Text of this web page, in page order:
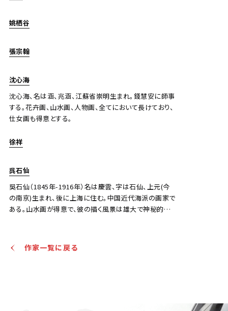
姚栖谷
張宗翰
沈心海
沈心海、名は涵、兆涵、江蘇省崇明生まれ。錢慧安に師事
する。花卉画、山水画、人物画、全てにおいて長けており、
仕女画も得意とする。
徐祥
呉石仙
吳石仙（1845年-1916年）名は慶雲、字は石仙、上元(今
の南京)生まれ、後に上海に住む。中国近代海派の画家で
ある。山水画が得意で、彼の描く風景は雄大で神秘的で
作家一覧に戻る